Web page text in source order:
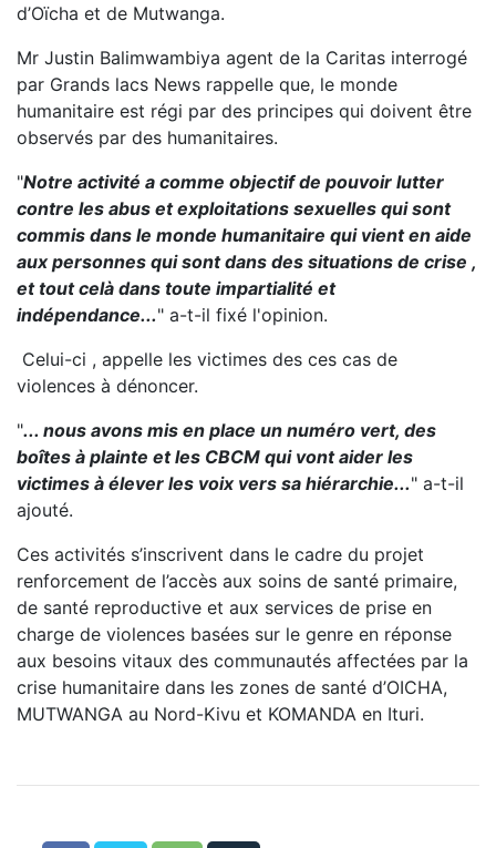
d’Oïcha et de Mutwanga.
Mr Justin Balimwambiya agent de la Caritas interrogé
par Grands lacs News rappelle que, le monde
humanitaire est régi par des principes qui doivent être
observés par des humanitaires.
"Notre activité a comme objectif de pouvoir lutter
contre les abus et exploitations sexuelles qui sont
commis dans le monde humanitaire qui vient en aide
aux personnes qui sont dans des situations de crise ,
et tout celà dans toute impartialité et
indépendance..." a-t-il fixé l'opinion.
Celui-ci , appelle les victimes des ces cas de
violences à dénoncer.
"... nous avons mis en place un numéro vert, des
boîtes à plainte et les CBCM qui vont aider les
victimes à élever les voix vers sa hiérarchie..." a-t-il
ajouté.
Ces activités s’inscrivent dans le cadre du projet
renforcement de l’accès aux soins de santé primaire,
de santé reproductive et aux services de prise en
charge de violences basées sur le genre en réponse
aux besoins vitaux des communautés affectées par la
crise humanitaire dans les zones de santé d’OICHA,
MUTWANGA au Nord-Kivu et KOMANDA en Ituri.